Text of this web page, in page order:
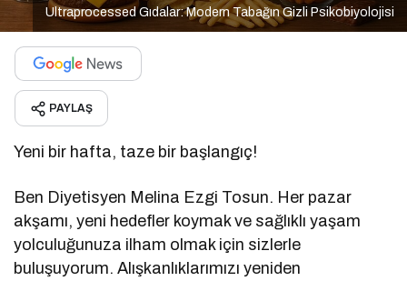
Ultraprocessed Gıdalar: Modern Tabağın Gizli Psikobiyolojisi
PAYLAŞ
Yeni bir hafta, taze bir başlangıç!
Ben Diyetisyen Melina Ezgi Tosun. Her pazar
akşamı, yeni hedefler koymak ve sağlıklı yaşam
yolculuğunuza ilham olmak için sizlerle
buluşuyorum. Alışkanlıklarımızı yeniden